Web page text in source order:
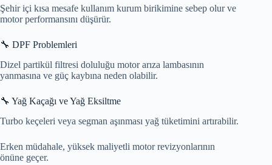
Şehir içi kısa mesafe kullanım kurum birikimine sebep olur ve
motor performansını düşürür.
🔧 DPF Problemleri
Dizel partikül filtresi doluluğu motor arıza lambasının
yanmasına ve güç kaybına neden olabilir.
🔧 Yağ Kaçağı ve Yağ Eksiltme
Turbo keçeleri veya segman aşınması yağ tüketimini artırabilir.
Erken müdahale, yüksek maliyetli motor revizyonlarının
önüne geçer.